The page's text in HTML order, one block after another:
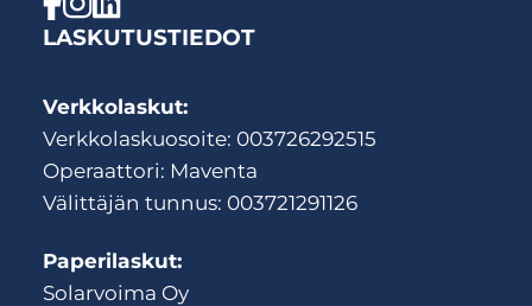
LASKUTUSTIEDOT
Verkkolaskut:
Verkkolaskuosoite: 003726292515
Operaattori: Maventa
Välittäjän tunnus: 003721291126
Paperilaskut:
Solarvoima Oy